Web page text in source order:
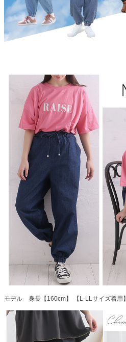
モデル 身長【160cm】 【L-LLサイズ着用】